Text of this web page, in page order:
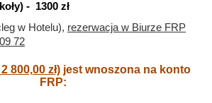
- 1300 zł
w Hotelu), rezerwacja w Biurze FRP
72
800,00 zł)jest wnoszona na konto
FRP: